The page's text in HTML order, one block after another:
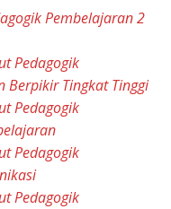
Pembelajaran 2
Pedagogik
Berpikir Tingkat Tinggi
Pedagogik
Pedagogik
Pedagogik